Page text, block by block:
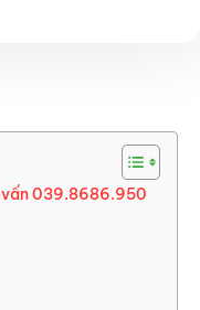
vấn 039.8686.950